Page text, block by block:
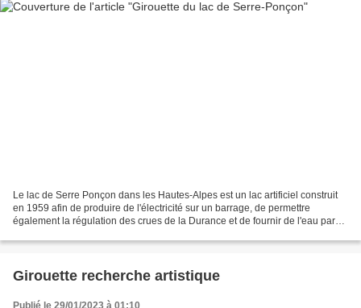
Le lac de Serre Ponçon dans les Hautes-Alpes est un lac artificiel construit
en 1959 afin de produire de l'électricité sur un barrage, de permettre
également la régulation des crues de la Durance et de fournir de l'eau par
Girouette recherche artistique
Publié le 29/01/2023 à 01:10